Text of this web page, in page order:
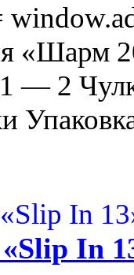
«Шарм
1 — 2
In